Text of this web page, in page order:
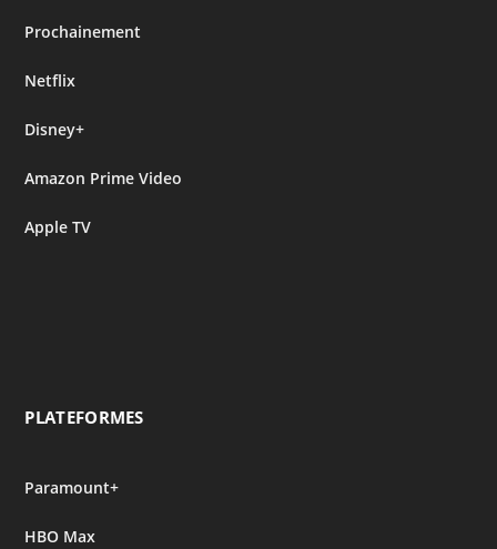
Prochainement
Netflix
Disney+
Amazon Prime Video
Apple TV
PLATEFORMES
Paramount+
HBO Max